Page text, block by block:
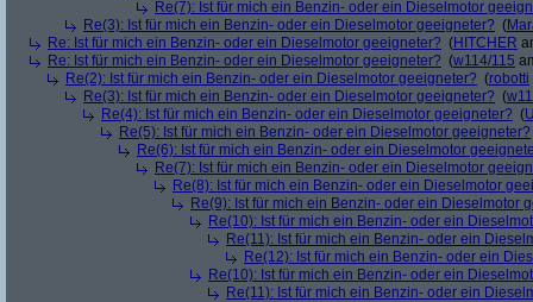
Re(7): Ist für mich ein Benzin- oder ein Dieselmotor
Re(3): Ist für mich ein Benzin- oder ein Dieselmotor geeigneter? (
Re: Ist für mich ein Benzin- oder ein Dieselmotor geeigneter? (HITCHER
Re: Ist für mich ein Benzin- oder ein Dieselmotor geeigneter? (w114/115
Re(2): Ist für mich ein Benzin- oder ein Dieselmotor geeigneter? (robotti
Re(3): Ist für mich ein Benzin- oder ein Dieselmotor geeigneter? (
Re(4): Ist für mich ein Benzin- oder ein Dieselmotor geeigneter? (
Re(5): Ist für mich ein Benzin- oder ein Dieselmotor geeigneter?
Re(6): Ist für mich ein Benzin- oder ein Dieselmotor
Re(7): Ist für mich ein Benzin- oder ein Dieselmotor
Re(8): Ist für mich ein Benzin- oder ein Dieselmotor
Re(9): Ist für mich ein Benzin- oder ein Dieselmotor
Re(10): Ist für mich ein Benzin- oder ein
Re(11): Ist für mich ein Benzin- oder ein
Re(12): Ist für mich ein Benzin- oder ein
Re(10): Ist für mich ein Benzin- oder ein
Re(11): Ist für mich ein Benzin- oder ein